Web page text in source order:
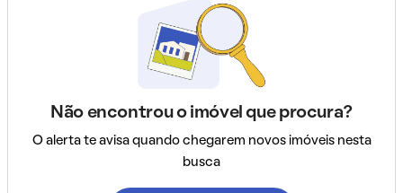
Não encontrou o imóvel que procura?
O alerta te avisa quando chegarem novos imóveis nesta
busca